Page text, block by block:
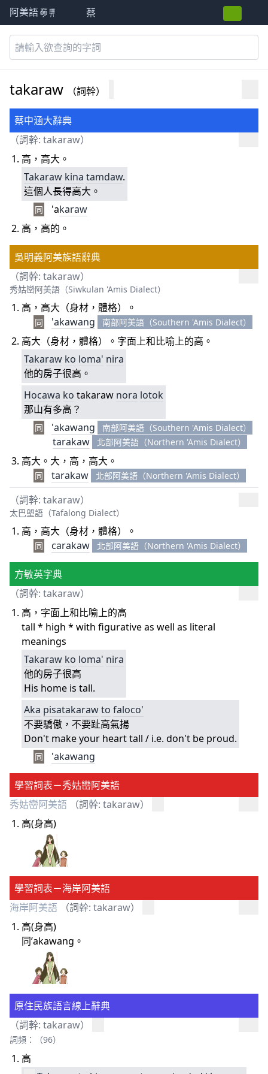
阿美語萌典 蔡
takaraw （詞幹）
蔡中涵大辭典
（詞幹: takaraw）
高，高大。
Takaraw kina tamdaw.
這個人長得高大。
同 'akaraw
高，高的。
吳明義阿美族語辭典
（詞幹: takaraw）
秀姑巒阿美語（Siwkulan 'Amis Dialect）
高，高大（身材，體格）。
同 'akawang 南部阿美語（Southern 'Amis Dialect）
高大（身材，體格）。字面上和比喻上的高。
Takaraw ko loma' nira
他的房子很高。
Hocawa ko takaraw nora lotok
那山有多高？
同 'akawang 南部阿美語（Southern 'Amis Dialect）
tarakaw 北部阿美語（Northern 'Amis Dialect）
高大。大，高，高大。
同 tarakaw 北部阿美語（Northern 'Amis Dialect）
（詞幹: takaraw）
太巴塱語（Tafalong Dialect）
高，高大（身材，體格）。
同 carakaw 北部阿美語（Northern 'Amis Dialect）
方敏英字典
（詞幹: takaraw）
高，字面上和比喻上的高
tall * high * with figurative as well as literal
meanings
Takaraw ko loma' nira
他的房子很高
His home is tall.
Aka pisatakarawto faloco'
不要驕傲，不要趾高氣揚
Don't make your heart tall / i.e. don't be proud.
同 'akawang
學習詞表－秀姑巒阿美語
秀姑巒阿美語
（詞幹: takaraw）
高(身高)
學習詞表－海岸阿美語
海岸阿美語
（詞幹: takaraw）
高(身高)
同’akawang。
原住民族語言線上辭典
（詞幹: takaraw）
詞頻：（96）
高